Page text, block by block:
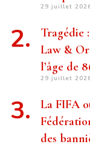
29 juillet
Tragédie
Law &
l’âge de
29 juillet
La FIFA
des